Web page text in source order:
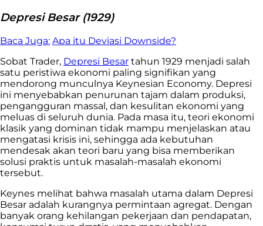
Depresi Besar (1929)
Baca Juga: Apa itu Deviasi Downside?
Sobat Trader, Depresi Besar tahun 1929 menjadi salah
satu peristiwa ekonomi paling signifikan yang
mendorong munculnya Keynesian Economy. Depresi
ini menyebabkan penurunan tajam dalam produksi,
pengangguran massal, dan kesulitan ekonomi yang
meluas di seluruh dunia. Pada masa itu, teori ekonomi
klasik yang dominan tidak mampu menjelaskan atau
mengatasi krisis ini, sehingga ada kebutuhan
mendesak akan teori baru yang bisa memberikan
solusi praktis untuk masalah-masalah ekonomi
tersebut.
Keynes melihat bahwa masalah utama dalam Depresi
Besar adalah kurangnya permintaan agregat. Dengan
banyak orang kehilangan pekerjaan dan pendapatan,